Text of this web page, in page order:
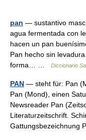
pan — sustantivo
agua fermentada con
hacen un pan
Pan hecho sin
forma… …
Diccionario
PAN — steht für: Pan
Pan (Mond), einen
Newsreader Pan
Literaturzeitschrift.